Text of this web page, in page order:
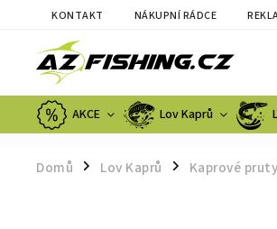
KONTAKT NÁKUPNÍ RÁDCE
AKCE Lov Kaprů
Domů / Lov Kaprů / Kaprové pruty